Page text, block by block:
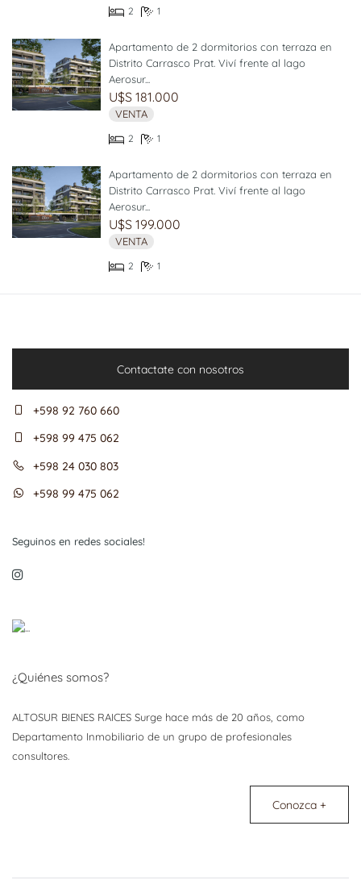
2 1
Apartamento de 2 dormitorios con terraza en
Distrito Carrasco Prat. Viví frente al lago
Aerosur...
U$S 181.000
VENTA
2 1
Apartamento de 2 dormitorios con terraza en
Distrito Carrasco Prat. Viví frente al lago
Aerosur...
U$S 199.000
VENTA
2 1
Contactate con nosotros
+598 92 760 660
+598 99 475 062
+598 24 030 803
+598 99 475 062
Seguinos en redes sociales!
¿Quiénes somos?
ALTOSUR BIENES RAICES Surge hace más de 20 años, como
Departamento Inmobiliario de un grupo de profesionales
consultores.
Conozca +